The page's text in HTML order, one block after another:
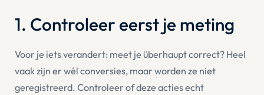
1. Controleer eerst je meting
Voor je iets verandert: meet je überhaupt correct? Heel
vaak zijn er wél conversies, maar worden ze niet
geregistreerd. Controleer of deze acties echt